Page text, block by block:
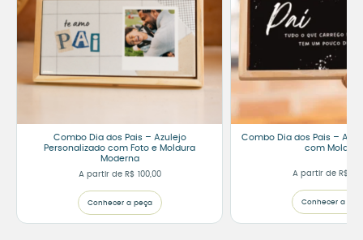
Combo Dia dos Pais – Azulejo
Personalizado com Foto e Moldura
Moderna
A partir de R$ 100,00
Conhecer a peça
Combo Dia dos Pais –
com Moldura
A partir de R$
Conhecer a